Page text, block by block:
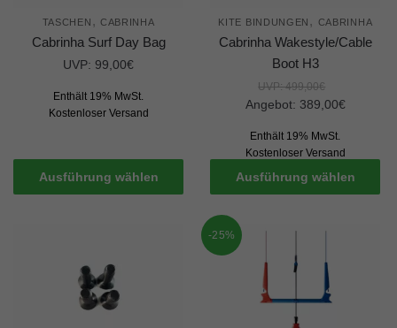
TASCHEN , CABRINHA
Cabrinha Surf Day Bag
UVP: 99,00€
Enthält 19% MwSt.
Kostenloser Versand
Ausführung wählen
KITE BINDUNGEN , CABRINHA
Cabrinha Wakestyle/Cable
Boot H3
UVP:499,00€
Angebot: 389,00€
Enthält 19% MwSt.
Kostenloser Versand
Ausführung wählen
-25%